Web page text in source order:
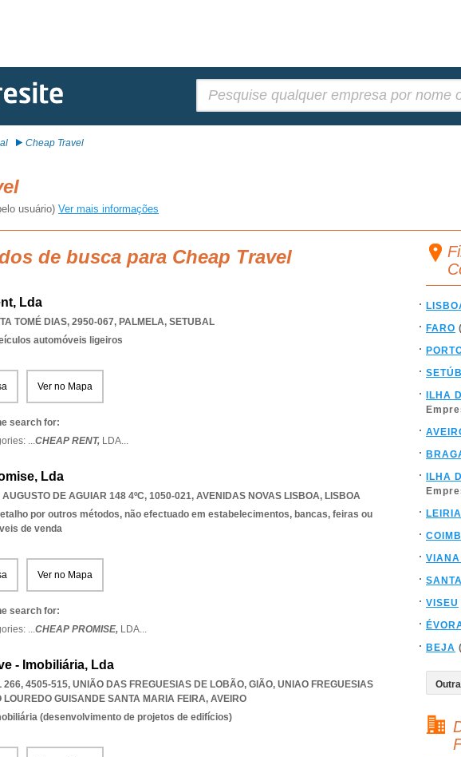
Cheap Travel
usuário) Ver mais informações
de busca para Cheap Travel
Lda
TOMÉ DIAS, 2950-067, PALMELA, SETUBAL
automóveis ligeiros
Ver no Mapa
search for:
...CHEAP RENT, LDA...
Lda
AUGUSTO DE AGUIAR 148 4ºC, 1050-021, AVENIDAS NOVAS LISBOA, LISBOA
por outros métodos, não efectuado em estabelecimentos, bancas, feiras ou
de venda
Ver no Mapa
search for:
...CHEAP PROMISE, LDA...
- Imobiliária, Lda
266, 4505-515, UNIÃO DAS FREGUESIAS DE LOBÃO, GIÃO, UNIAO FREGUESIAS
LOUREDO GUISANDE SANTA MARIA FEIRA, AVEIRO
(desenvolvimento de projetos de edifícios)
FARO
ILHA
ILHA
LEIRIA
VISEU
BEJA